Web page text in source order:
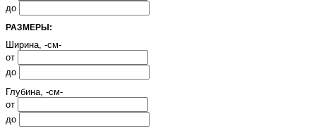
до
РАЗМЕРЫ:
Ширина, -см-
от
до
Глубина, -см-
от
до